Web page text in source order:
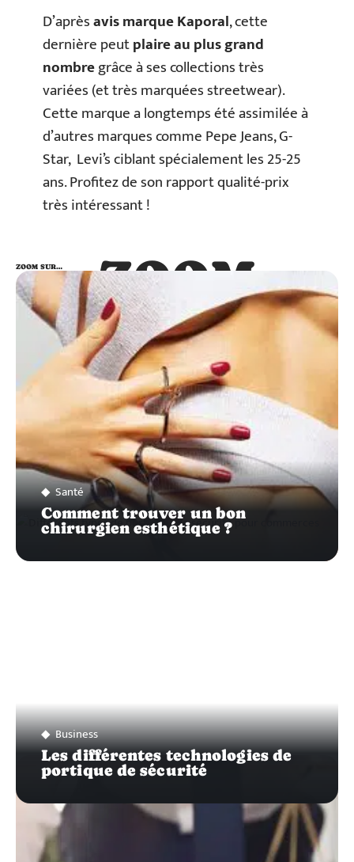
D’aprèsavis marque Kaporal, cette
dernière peutplaire au plus grand
nombregrâce à ses collections très
variées (et très marquées streetwear).
Cette marque a longtemps été assimilée à
d’autres marques comme Pepe Jeans, G-
Star, Levi’s ciblant spécialement les 25-25
ans. Profitez de son rapport qualité-prix
très intéressant !
ZOOM
SUR…
ZOOM SUR…
Santé
Comment trouver un bon
chirurgien esthétique ?
Business
Les différentes technologies de
portique de sécurité